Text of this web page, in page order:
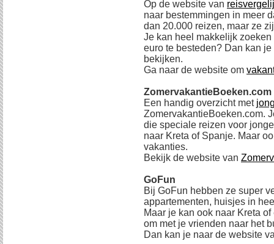
Op de website van
naar bestemmingen in meer
dan 20.000 reizen, maar ze
Je kan heel makkelijk
euro te besteden? Dan kan
bekijken.
Ga naar de website om
Een handig overzicht met
ZomervakantieBoeken.com.
die speciale reizen voor
naar Kreta of Spanje. Maar
vakanties.
Bekijk de website van
GoFun
Bij GoFun hebben ze super
appartementen, huisjes in
Maar je kan ook naar Kreta
om met je vrienden naar het
Dan kan je naar de website